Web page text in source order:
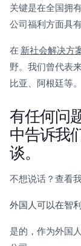
关键是在全国拥
公司福利方面具有
在 新社会解决方
野。我们曾代表
比亚、阿根廷等。
有任何问
中告诉我
谈。
不想说话？查看
外国人可以在智
是的，作为外国